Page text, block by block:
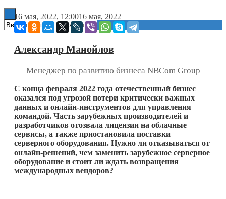
16 мая, 2022, 12:0016 мая, 2022
Александр Манойлов
Менеджер по развитию бизнеса NBCom Group
С конца февраля 2022 года отечественный бизнес
оказался под угрозой потери критически важных
данных и онлайн-инструментов для управления
командой. Часть зарубежных производителей и
разработчиков отозвала лицензии на облачные
сервисы, а также приостановила поставки
серверного оборудования. Нужно ли отказываться от
онлайн-решений, чем заменить зарубежное серверное
оборудование и стоит ли ждать возвращения
международных вендоров?